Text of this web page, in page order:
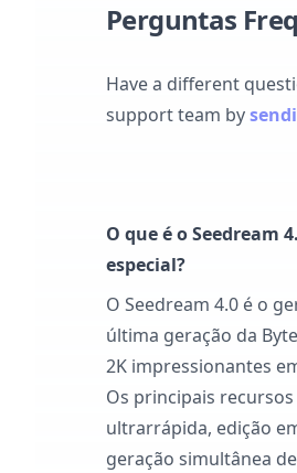
Perguntas
Have a different
support team by
O que é o Seedream
especial?
O Seedream 4.0 é o
última geração da
2K impressionantes
Os principais
ultrarrápida, edição
geração simultânea